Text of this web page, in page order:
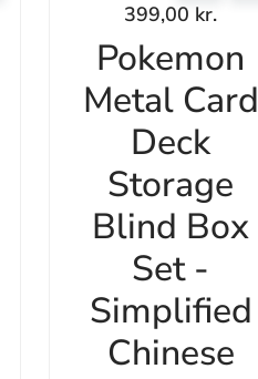
399,00 kr.
Pokemon
Metal Card
Deck
Storage
Blind Box
Set -
Simplified
Chinese